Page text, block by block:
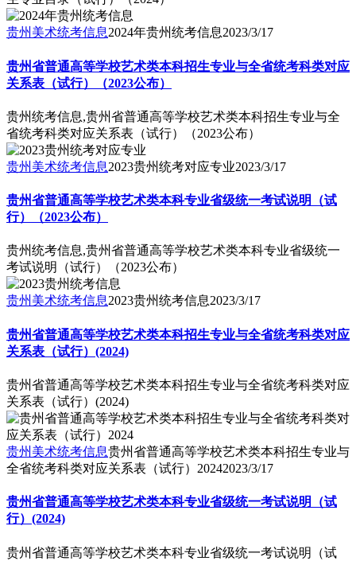
贵州美术统考信息2024年贵州统考信息2023/3/17
贵州省普通高等学校艺术类本科招生专业与全省统考科类对应
关系表（试行）（2023公布）
贵州统考信息,贵州省普通高等学校艺术类本科招生专业与全
省统考科类对应关系表（试行）（2023公布）
贵州美术统考信息2023贵州统考对应专业2023/3/17
贵州省普通高等学校艺术类本科专业省级统一考试说明（试
行）（2023公布）
贵州统考信息,贵州省普通高等学校艺术类本科专业省级统一
考试说明（试行）（2023公布）
贵州美术统考信息2023贵州统考信息2023/3/17
贵州省普通高等学校艺术类本科招生专业与全省统考科类对应
关系表（试行）(2024)
贵州省普通高等学校艺术类本科招生专业与全省统考科类对应
关系表（试行）(2024)
贵州美术统考信息贵州省普通高等学校艺术类本科招生专业与
全省统考科类对应关系表（试行）20242023/3/17
贵州省普通高等学校艺术类本科专业省级统一考试说明（试
行）(2024)
贵州省普通高等学校艺术类本科专业省级统一考试说明（试